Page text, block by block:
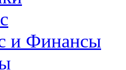
и Финансы